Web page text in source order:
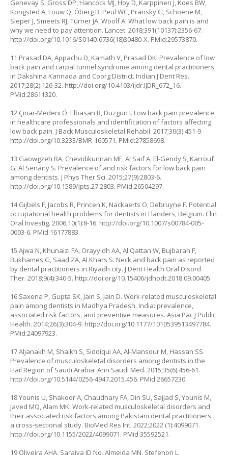
Genevay S, Gross DP, Hancock MJ, Hoy D, Karppinen J, Koes BW,
Kongsted A, Louw Q, Öberg B, Peul WC, Pransky G, Schoene M,
Sieper J, Smeets RJ, Turner JA, Woolf A. What low back pain is and
why we need to pay attention. Lancet. 2018;391(10137):2356-67.
http://doi.org/10.1016/S0140-6736(18)30480-X. PMid:29573870.
11 Prasad DA, Appachu D, Kamath V, Prasad DK. Prevalence of low
back pain and carpal tunnel syndrome among dental practitioners
in Dakshina Kannada and Coorg District. Indian J Dent Res.
2017;28(2):126-32. http://doi.org/10.4103/ijdr.IJDR_672_16.
PMid:28611320.
12 Çinar-Medeni Ö, Elbasan B, Duzgun I. Low back pain prevalence
in healthcare professionals and identification of factors affecting
low back pain. J Back Musculoskeletal Rehabil. 2017;30(3):451-9.
http://doi.org/10.3233/BMR-160571. PMid:27858698.
13 Gaowgzeh RA, Chevidikunnan MF, Al Saif A, El-Gendy S, Karrouf
G, Al Senany S. Prevalence of and risk factors for low back pain
among dentists. J Phys Ther Sci. 2015;27(9):2803-6.
http://doi.org/10.1589/jpts.27.2803. PMid:26504297.
14 Gijbels F, Jacobs R, Princen K, Nackaerts O, Debruyne F. Potential
occupational health problems for dentists in Flanders, Belgium. Clin
Oral Investig. 2006;10(1):8-16. http://doi.org/10.1007/s00784-005-
0003-6. PMid:16177883.
15 Ajwa N, Khunaizi FA, Orayyidh AA, Al Qattan W, Bujbarah F,
Bukhames G, Saad ZA, Al Khars S. Neck and back pain as reported
by dental practitioners in Riyadh city. J Dent Health Oral Disord
Ther. 2018;9(4):340-5. http://doi.org/10.15406/jdhodt.2018.09.00405.
16 Saxena P, Gupta SK, Jain S, Jain D. Work-related musculoskeletal
pain among dentists in Madhya Pradesh, India: prevalence,
associated risk factors, and preventive measures. Asia Pac J Public
Health. 2014;26(3):304-9. http://doi.org/10.1177/1010539513497784.
PMid:24097923.
17 Aljanakh M, Shaikh S, Siddiqui AA, Al-Mansour M, Hassan SS.
Prevalence of musculoskeletal disorders among dentists in the
Hail Region of Saudi Arabia. Ann Saudi Med. 2015;35(6):456-61.
http://doi.org/10.5144/0256-4947.2015.456. PMid:26657230.
18 Younis U, Shakoor A, Chaudhary FA, Din SU, Sajjad S, Younis M,
Javed MQ, Alam MK. Work-related musculoskeletal disorders and
their associated risk factors among Pakistani dental practitioners:
a cross-sectional study. BioMed Res Int. 2022;2022 (1):4099071.
http://doi.org/10.1155/2022/4099071. PMid:35592521.
19 Oliveira AHA, Saraiva JD No, Almeida MN, Stefenon L.